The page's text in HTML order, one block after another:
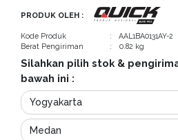
PRODUK OLEH :
Kode Produk
: AAL1BA0131AY-2
Berat Pengiriman
: 0.82 kg
Silahkan pilih stok &
bawah ini :
Yogyakarta
Medan